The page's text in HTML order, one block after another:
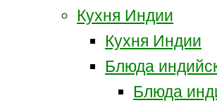
Кухня Индии
Кухня Индии
Блюда
Блюда